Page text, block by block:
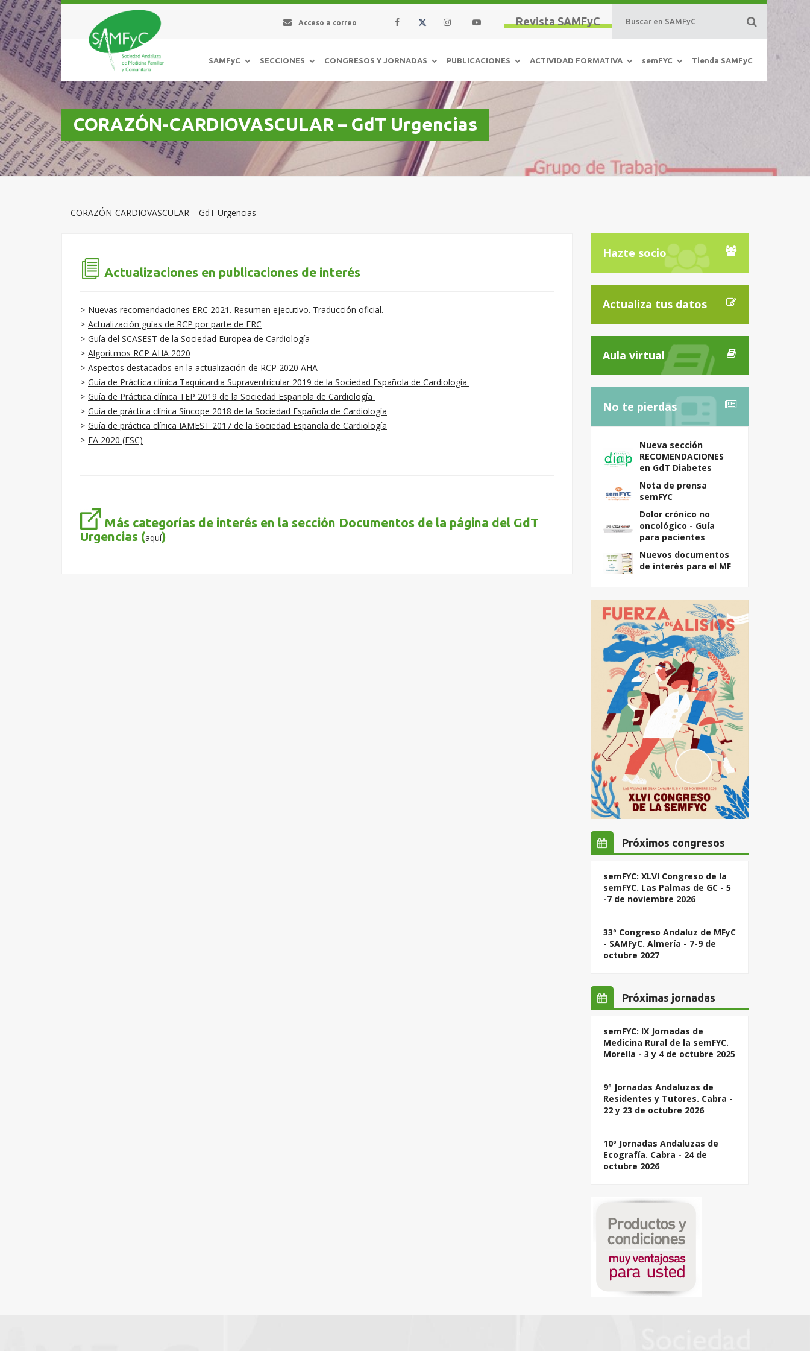
Revista SAMFyC
Acceso a correo
SAMFyC SECCIONES CONGRESOS Y JORNADAS PUBLICACIONES ACTIVIDAD FORMATIVA semFYC Tienda SAMFyC
CORAZÓN-CARDIOVASCULAR – GdT Urgencias
CORAZÓN-CARDIOVASCULAR – GdT Urgencias
Actualizaciones en publicaciones de interés
Nuevas recomendaciones ERC 2021. Resumen ejecutivo. Traducción oficial.
Actualización guías de RCP por parte de ERC
Guía del SCASEST de la Sociedad Europea de Cardiología
Algoritmos RCP AHA 2020
Aspectos destacados en la actualización de RCP 2020 AHA
Guía de Práctica clínica Taquicardia Supraventricular 2019 de la Sociedad Española de Cardiología
Guía de Práctica clínica TEP 2019 de la Sociedad Española de Cardiología
Guía de práctica clínica Síncope 2018 de la Sociedad Española de Cardiología
Guía de práctica clínica IAMEST 2017 de la Sociedad Española de Cardiología
FA 2020 (ESC)
Más categorías de interés en la sección Documentos de la página del GdT
Urgencias (aquí)
Hazte socio
Actualiza tus datos
Aula virtual
No te pierdas
Nueva sección
RECOMENDACIONES
en GdT Diabetes
Nota de prensa
semFYC
Dolor crónico no
oncológico - Guía
para pacientes
Nuevos documentos
de interés para el MF
Próximos congresos
semFYC: XLVI Congreso de la
semFYC. Las Palmas de GC - 5
-7 de noviembre 2026
33º Congreso Andaluz de MFyC
- SAMFyC. Almería - 7-9 de
octubre 2027
Próximas jornadas
semFYC: IX Jornadas de
Medicina Rural de la semFYC.
Morella - 3 y 4 de octubre 2025
9º Jornadas Andaluzas de
Residentes y Tutores. Cabra -
22 y 23 de octubre 2026
10º Jornadas Andaluzas de
Ecografía. Cabra - 24 de
octubre 2026